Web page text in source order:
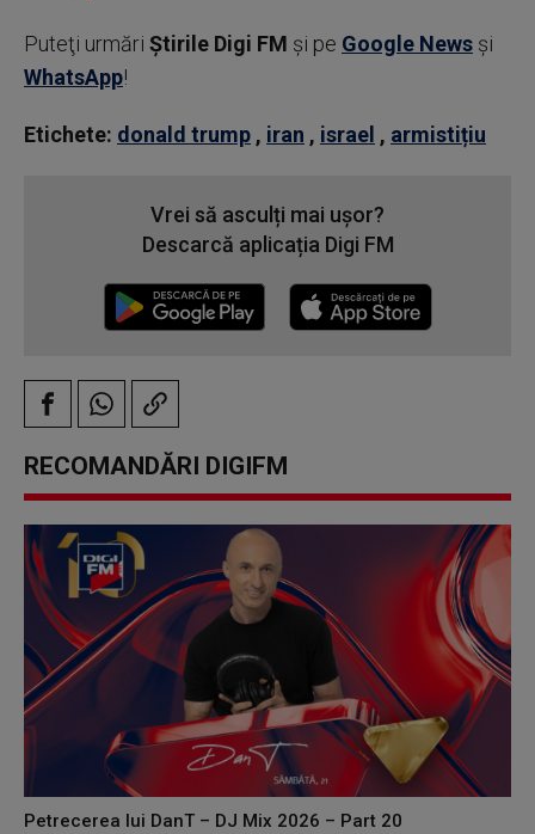
Puteţi urmări Știrile Digi FM şi pe Google News şi
WhatsApp!
Etichete: donald trump , iran , israel , armistițiu
Vrei să asculți mai ușor?
Descarcă aplicația Digi FM
RECOMANDĂRI DIGIFM
Petrecerea lui DanT – DJ Mix 2026 – Part 20